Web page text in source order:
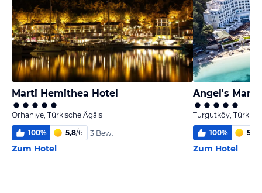
Marti Hemithea Hotel
Orhaniye, Türkische Ägäis
100% 5,8/6 3 Bew.
Zum Hotel
Angel's
Turgutköy,
100% 5,2
Zum Hotel